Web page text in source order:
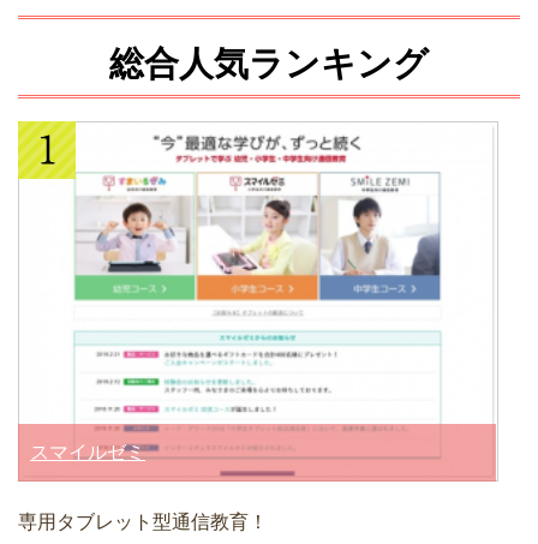
総合人気ランキング
スマイルゼミ
専用タブレット型通信教育！